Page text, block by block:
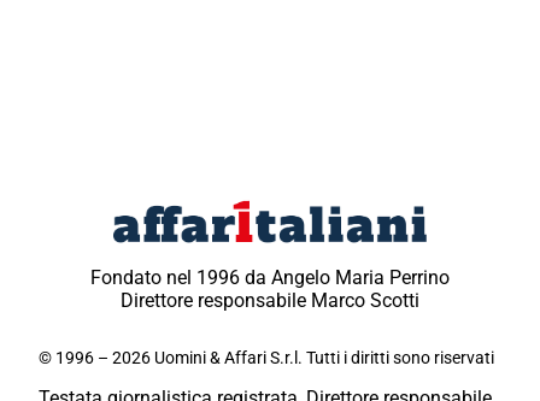
Fondato nel 1996 da Angelo Maria Perrino
Direttore responsabile Marco Scotti
© 1996 – 2026 Uomini & Affari S.r.l. Tutti i diritti sono riservati